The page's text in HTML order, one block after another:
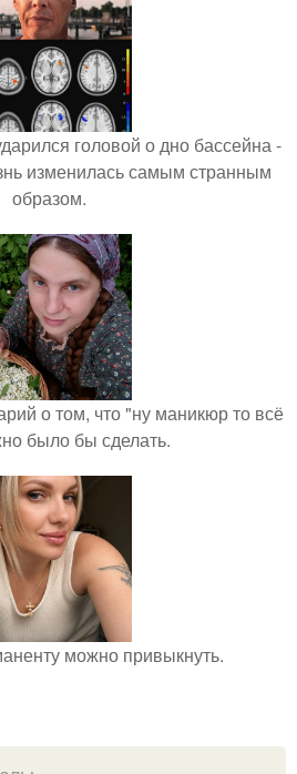
головой о дно бассейна -
изменилась самым странным
образом.
о том, что "ну маникюр то всё
было бы сделать.
можно привыкнуть.